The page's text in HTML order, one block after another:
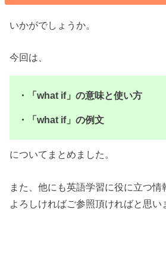
いかがでしょうか。
今回は、
・「what if」の意味と使い方
・「what if」の例文
についてまとめました。
また、他にも英語学習に役に立つ情
よろしければご参照頂ければと思い